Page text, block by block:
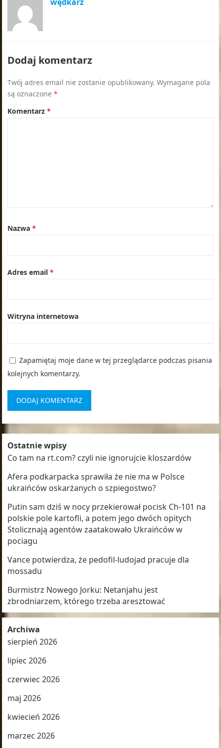
Dodaj komentarz
Twój adres email nie zostanie opublikowany. Wymagane pola
są oznaczone*
Komentarz*
Nazwa*
Adres email*
Witryna internetowa
Zapamiętaj moje dane w tej przeglądarce podczas pisania
kolejnych komentarzy.
Ostatnie wpisy
Co tam na rt.com? czyli nie ignorujcie kloszardów
Afera podkarpacka sprawiła że nie ma w Polsce
ukraińców oskarżanych o szpiegostwo?
Putin sam dziś w nocy przekierował pocisk Ch-101 na
polskie pole kartofli, a potem jego dwóch opitych
Stolicznają agentów zaatakowało Ukraińców w
pociagu
Vance potwierdza, że pedofil-ludojad pracuje dla
mossadu
Burmistrz Nowego Jorku: Netanjahu jest
zbrodniarzem, którego trzeba aresztować
Archiwa
sierpień 2026
lipiec 2026
czerwiec 2026
maj 2026
kwiecień 2026
marzec 2026